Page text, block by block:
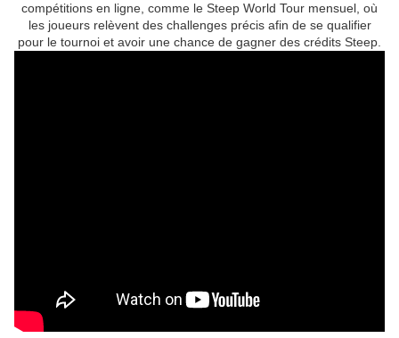
compétitions en ligne, comme le Steep World Tour mensuel, où
les joueurs relèvent des challenges précis afin de se qualifier
pour le tournoi et avoir une chance de gagner des crédits Steep.